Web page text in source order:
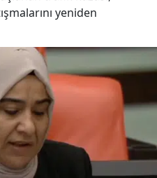
yeniden